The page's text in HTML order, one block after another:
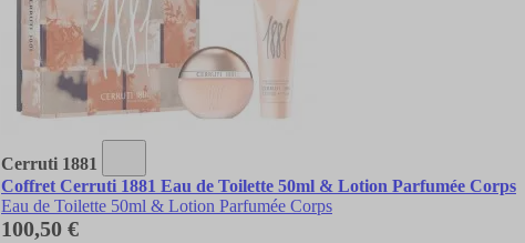
Cerruti 1881
Coffret Cerruti 1881 Eau de Toilette 50ml & Lotion Parfumée Corps
Eau de Toilette 50ml & Lotion Parfumée Corps
100,50 €